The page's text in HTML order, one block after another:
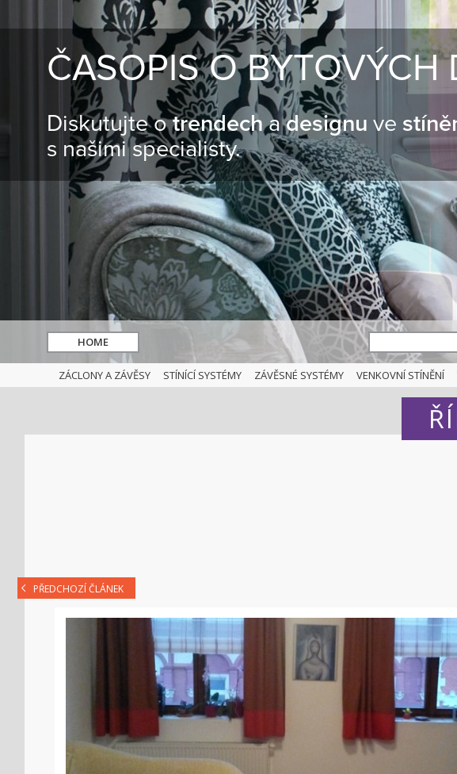
ČASOPIS O BYTOVÝCH
Diskutujte otrendechadesignu ve
s našimi specialisty.
HOME
ZÁCLONY A ZÁVĚSY STÍNÍCÍ SYSTÉMY ZÁVĚSNÉ SYSTÉMY VENKOVNÍ STÍNĚNÍ
PŘEDCHOZÍ ČLÁNEK